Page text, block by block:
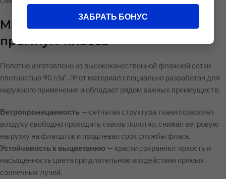
Материал: флажная сетка
премиум-класса
Полотно изготовлено из высококачественной флажной сетки
плотностью 90 г/м². Этот материал специально разработан для
наружного применения и обладает рядом важных преимуществ:
Ветропроницаемость — сетчатая структура ткани позволяет
воздуху свободно проходить сквозь полотно, снижая ветровую
нагрузку на флагшток и продлевая срок службы флага.
Устойчивость к выцветанию — краски сохраняют яркость и
насыщенность цвета при длительном воздействии прямых
солнечных лучей.
ЗАБРАТЬ БОНУС